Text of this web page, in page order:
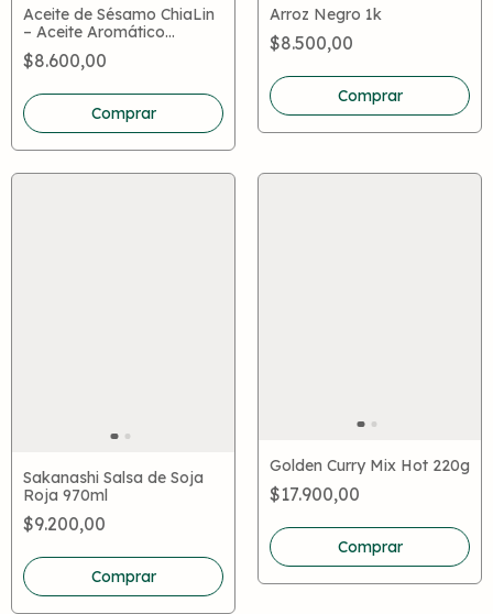
Aceite de Sésamo ChiaLin
– Aceite Aromático
Asiático para Cocina y
Finalizar
$8.600,00
Comprar
Arroz Negro 1k
$8.500,00
Sakanashi Salsa de Soja
Roja 970ml
$9.200,00
Golden Curry Mix Hot 220g
$17.900,00